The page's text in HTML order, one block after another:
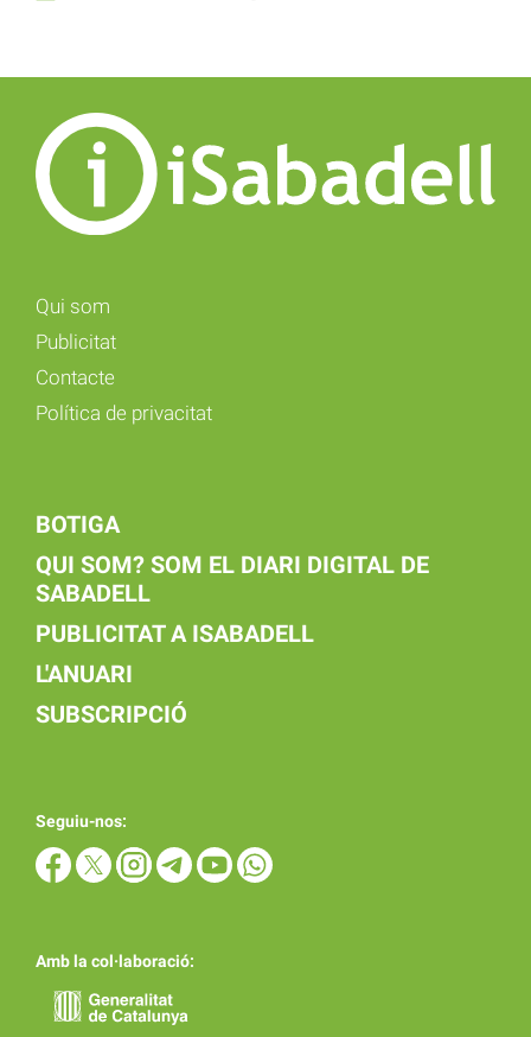
Qui som
Publicitat
Contacte
Política de privacitat
BOTIGA
QUI SOM? SOM EL DIARI DIGITAL DE
SABADELL
PUBLICITAT A ISABADELL
L'ANUARI
SUBSCRIPCIÓ
Seguiu-nos:
Amb la col·laboració: